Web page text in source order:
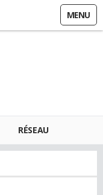
MENU
RÉSEAU